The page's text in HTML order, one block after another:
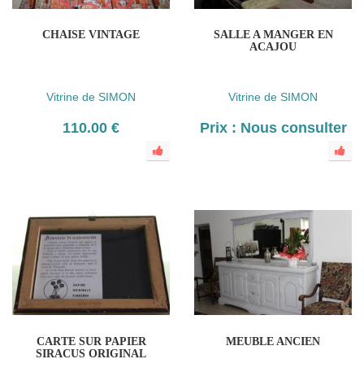
CHAISE VINTAGE
Vitrine de SIMON
110.00 €
SALLE A MANGER EN
ACAJOU
Vitrine de SIMON
Prix : Nous consulter
CARTE SUR PAPIER
SIRACUS ORIGINAL
MEUBLE ANCIEN